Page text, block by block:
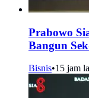
Prabowo
Bangun
Bisnis•15 jam